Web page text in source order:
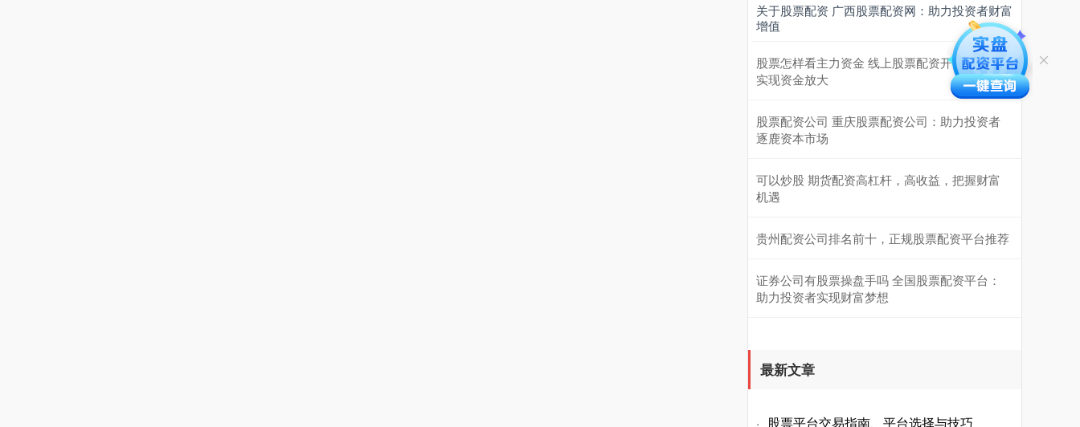
关于股票配资 广西股票配资网：助力投资者财富
增值
股票怎样看主力资金 线上股票配资开户：轻松
实现资金放大
股票配资公司 重庆股票配资公司：助力投资者
逐鹿资本市场
可以炒股 期货配资高杠杆，高收益，把握财富
机遇
贵州配资公司排名前十，正规股票配资平台推荐
证券公司有股票操盘手吗 全国股票配资平台：
助力投资者实现财富梦想
最新文章
· 股票平台交易指南、平台选择与技巧